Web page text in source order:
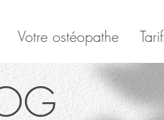
Votre ostéopathe